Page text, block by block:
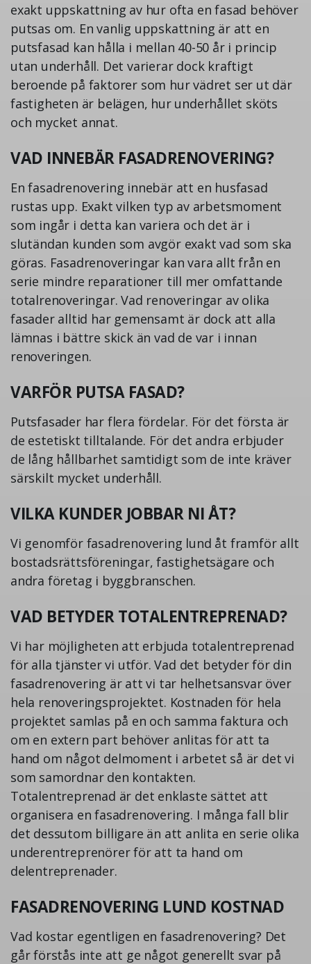
exakt uppskattning av hur ofta en fasad behöver
putsas om. En vanlig uppskattning är att en
putsfasad kan hålla i mellan 40-50 år i princip
utan underhåll. Det varierar dock kraftigt
beroende på faktorer som hur vädret ser ut där
fastigheten är belägen, hur underhållet sköts
och mycket annat.
VAD INNEBÄR FASADRENOVERING?
En fasadrenovering innebär att en husfasad
rustas upp. Exakt vilken typ av arbetsmoment
som ingår i detta kan variera och det är i
slutändan kunden som avgör exakt vad som ska
göras. Fasadrenoveringar kan vara allt från en
serie mindre reparationer till mer omfattande
totalrenoveringar. Vad renoveringar av olika
fasader alltid har gemensamt är dock att alla
lämnas i bättre skick än vad de var i innan
renoveringen.
VARFÖR PUTSA FASAD?
Putsfasader har flera fördelar. För det första är
de estetiskt tilltalande. För det andra erbjuder
de lång hållbarhet samtidigt som de inte kräver
särskilt mycket underhåll.
VILKA KUNDER JOBBAR NI ÅT?
Vi genomför fasadrenovering lund åt framför allt
bostadsrättsföreningar, fastighetsägare och
andra företag i byggbranschen.
VAD BETYDER TOTALENTREPRENAD?
Vi har möjligheten att erbjuda totalentreprenad
för alla tjänster vi utför. Vad det betyder för din
fasadrenovering är att vi tar helhetsansvar över
hela renoveringsprojektet. Kostnaden för hela
projektet samlas på en och samma faktura och
om en extern part behöver anlitas för att ta
hand om något delmoment i arbetet så är det vi
som samordnar den kontakten.
Totalentreprenad är det enklaste sättet att
organisera en fasadrenovering. I många fall blir
det dessutom billigare än att anlita en serie olika
underentreprenörer för att ta hand om
delentreprenader.
FASADRENOVERING LUND KOSTNAD
Vad kostar egentligen en fasadrenovering? Det
går förstås inte att ge något generellt svar på